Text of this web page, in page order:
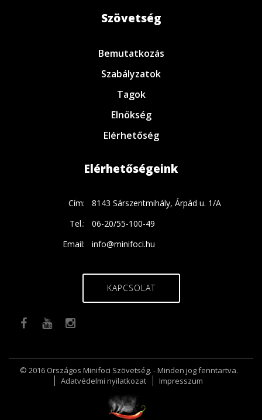
Szövetség
Bemutatkozás
Szabályzatok
Tagok
Elnökség
Elérhetőség
Elérhetőségeink
Cím:
8143 Sárszentmihály, Árpád u. 1/A
Tel.:
06-20/55-100-49
Email:
info@minifoci.hu
KAPCSOLAT
© 2016 Országos Minifoci Szövetség. - Minden jog fenntartva.
Adatvédelmi nyilatkozat
Impresszum